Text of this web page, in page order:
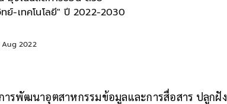
ย์-เทคโนโลยี" ปี 2022-2030
Aug 2022
ารพัฒนาอุตสาหกรรมข้อมูลและการสื่อสาร ปลูกฝัง